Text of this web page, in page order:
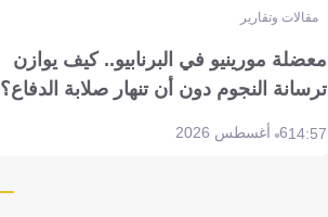
مقالات وتقارير
معضلة مورينيو في البرنابيو.. كيف يوازن
ترسانة النجوم دون أن تنهار صلابة الدفاع؟
14:576 أغسطس 2026